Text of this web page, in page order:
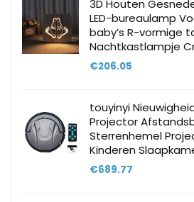
3D Houten
LED-bureaulamp
baby’s R-vormige
Nachtkastlampje
€206.05
touyinyi
Projector
Sterrenhemel
Kinderen
€689.77